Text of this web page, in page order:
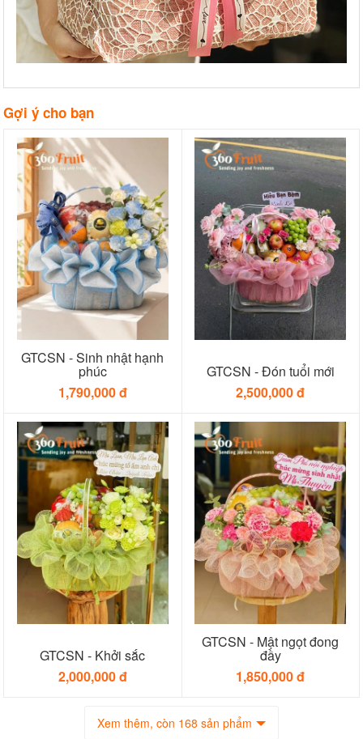
Gợi ý cho bạn
GTCSN - Sinh nhật hạnh
phúc
1,790,000 đ
GTCSN - Đón tuổi mới
2,500,000 đ
GTCSN - Khởi sắc
2,000,000 đ
GTCSN - Mật ngọt đong
đầy
1,850,000 đ
Xem thêm, còn 168 sản phẩm